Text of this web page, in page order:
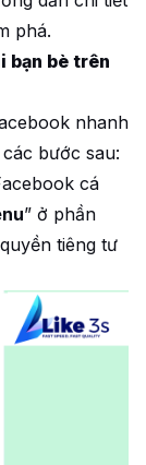
phá.
bạn bè trên
nhanh
bước sau:
cá
” ở phần
tiêng tư